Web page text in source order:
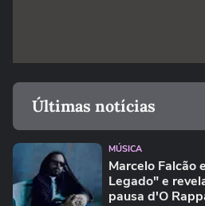
Últimas notícias
MÚSICA
Marcelo Falcão
Legado" e
pausa d'O